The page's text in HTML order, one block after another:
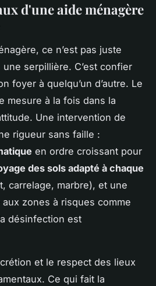
d'une aide ménagère
ce n’est pas juste
serpillière. C’est confier
foyer à quelqu’un d’autre. Le
mesure à la fois dans la
Une intervention de
rigueur sans faille :
en ordre croissant pour
des sols adapté à chaque
carrelage, marbre), et une
zones à risques comme
désinfection est
et le respect des lieux
Ce qui fait la